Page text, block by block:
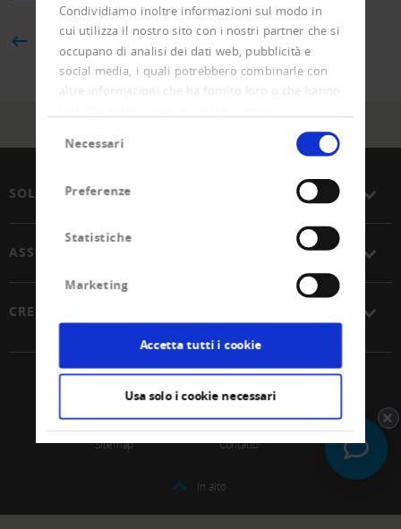
Condividiamo inoltre informazioni sul modo in
cui utilizza il nostro sito con i nostri partner che si
occupano di analisi dei dati web, pubblicità e
social media, i quali potrebbero combinarle con
altre informazioni che ha fornito loro o che hanno
delNecessari
Preferenze
Statistiche
Marketing
Accetta tutti i cookie
Usa solo i cookie necessari
BACK
SOLUZIONI
ASSOCIAZIONE
CREDITREFORM
© 2026 Unione Svizzera Creditreform SCoop
Impressum
Protezione dei dati
Sitemap
Contatto
In alto